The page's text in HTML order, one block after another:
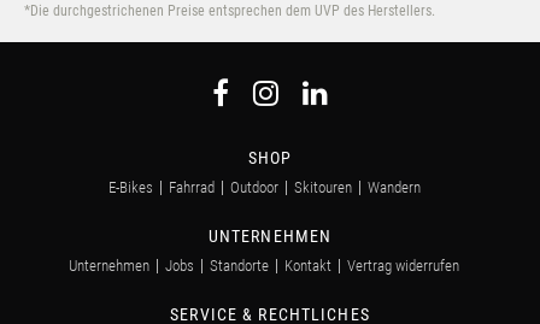
*Die durchgestrichenen Preise entsprechen dem UVP des Herstellers.
SHOP
E-Bikes Fahrrad Outdoor Skitouren Wandern
UNTERNEHMEN
Unternehmen Jobs Standorte Kontakt Vertrag widerrufen
SERVICE & RECHTLICHES